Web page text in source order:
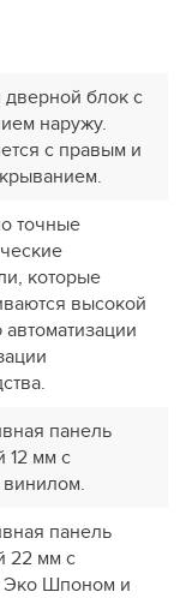
дверной блок с
наружу.
с правым и
точные
которые
высокой
панель
12 мм с
винилом.
панель
22 мм с
Эко Шпоном и